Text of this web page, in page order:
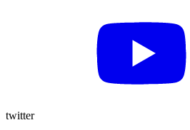
twitter